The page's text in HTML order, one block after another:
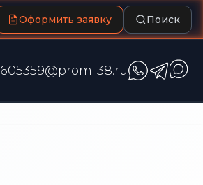
Оформить заявку Поиск
605359@prom-38.ru